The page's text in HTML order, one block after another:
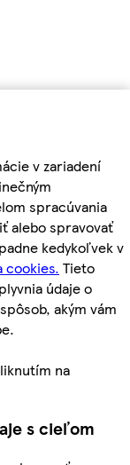
v zariadení
spracúvania
alebo spravovať
kedykoľvek v
cookies. Tieto
údaje o
akým vám
na
s cieľom